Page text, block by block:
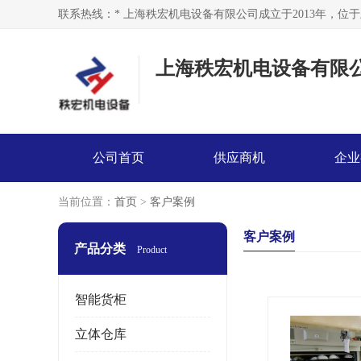
上海秩宏机电设备有限
公司首页 供应商机 企
当前位置： 首页 > 客户案例
产品分类 Product
智能货柜
立体仓库
客户案例